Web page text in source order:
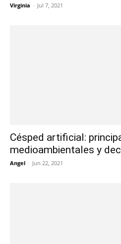
Virginia - Jul 7, 2021
Césped artificial:
medioambientales y
Angel - Jun 22, 2021